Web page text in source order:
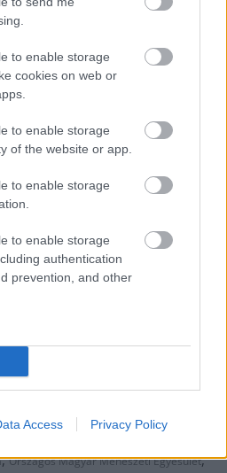
to enable storage
cookies on web or
to enable storage
of the website or app.
to enable storage
to enable storage
authentication
prevention, and other
Access Privacy Policy
a szolnok megyei
Tisztújító közgyűlést
az Országos Magyar
Jász-Nagykun-Szolnok
Vármegyei Szervezete,
amelyen új elnököt
,Országos Magyar Méhészeti Egyesület,